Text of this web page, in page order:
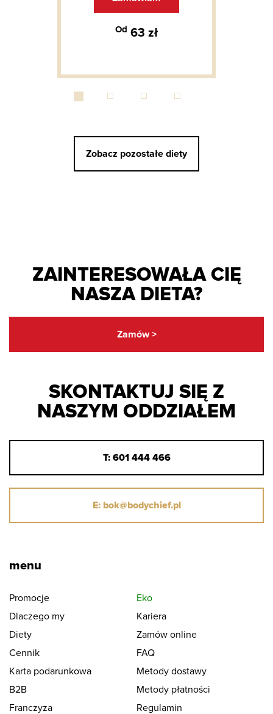
Od 63 zł
Zobacz pozostałe diety
ZAINTERESOWAŁA CIĘ
NASZA DIETA?
Zamów >
SKONTAKTUJ SIĘ Z
NASZYM ODDZIAŁEM
T: 601 444 466
E: bok@bodychief.pl
menu
Promocje
Eko
Dlaczego my
Kariera
Diety
Zamów online
Cennik
FAQ
Karta podarunkowa
Metody dostawy
B2B
Metody płatności
Franczyza
Regulamin